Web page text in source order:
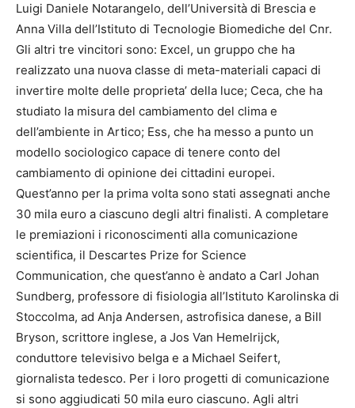
Luigi Daniele Notarangelo, dell’Università di Brescia e
Anna Villa dell’Istituto di Tecnologie Biomediche del Cnr.
Gli altri tre vincitori sono: Excel, un gruppo che ha
realizzato una nuova classe di meta-materiali capaci di
invertire molte delle proprieta’ della luce; Ceca, che ha
studiato la misura del cambiamento del clima e
dell’ambiente in Artico; Ess, che ha messo a punto un
modello sociologico capace di tenere conto del
cambiamento di opinione dei cittadini europei.
Quest’anno per la prima volta sono stati assegnati anche
30 mila euro a ciascuno degli altri finalisti. A completare
le premiazioni i riconoscimenti alla comunicazione
scientifica, il Descartes Prize for Science
Communication, che quest’anno è andato a Carl Johan
Sundberg, professore di fisiologia all’Istituto Karolinska di
Stoccolma, ad Anja Andersen, astrofisica danese, a Bill
Bryson, scrittore inglese, a Jos Van Hemelrijck,
conduttore televisivo belga e a Michael Seifert,
giornalista tedesco. Per i loro progetti di comunicazione
si sono aggiudicati 50 mila euro ciascuno. Agli altri